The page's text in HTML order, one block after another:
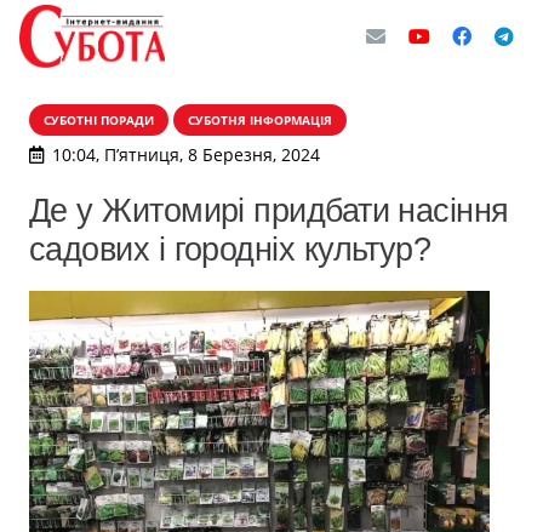
СУБОТНІ ПОРАДИ СУБОТНЯ ІНФОРМАЦІЯ
10:04, П’ятниця, 8 Березня, 2024
Де у Житомирі придбати насіння
садових і городніх культур?